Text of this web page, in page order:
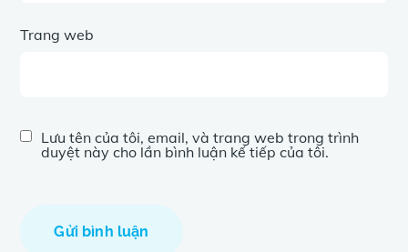
Trang web
Lưu tên của tôi, email, và trang web trong trình
duyệt này cho lần bình luận kế tiếp của tôi.